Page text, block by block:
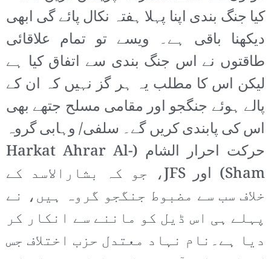
کیا جنگ بندی اپنا پہلا ہفتہ نکال پائے گی ابھی
دیکھنا باقی ہے۔ ویسے تو تمام علاقائی
طاقتوں نے اس جنگ بندی سے اتفاق کیا ہے
لیکن اس کا مطلب یہ ہر گز نہیں کہ ان کے
پالے ہوئے جنگجو اور مقامی مسلح جتھے بھی
اس کی پابندی کریں گے۔ سلفی/ وہابی گروہ
حرکت احرار الشام (Harkat Ahrar Al-
Sham) اور JFS، جو کہ بشارالاسد کے
خلاف سب سے مضبوط جنگجو گروہ ہیں، نے
پہلے ہی اس ڈیل کو ماننے سے انکار کر
دیا ہے۔نام نہاد معتدل حزب اختلاف جس